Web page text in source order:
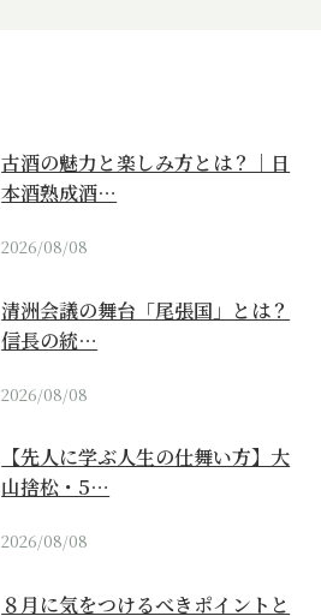
古酒の魅力と楽しみ方とは？｜日
本酒熟成酒…
2026/08/08
清洲会議の舞台「尾張国」とは？
信長の統…
2026/08/08
【先人に学ぶ人生の仕舞い方】大
山捨松・5…
2026/08/08
８月に気をつけるべきポイントと